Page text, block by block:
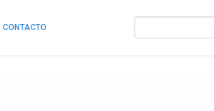
CONTACTO